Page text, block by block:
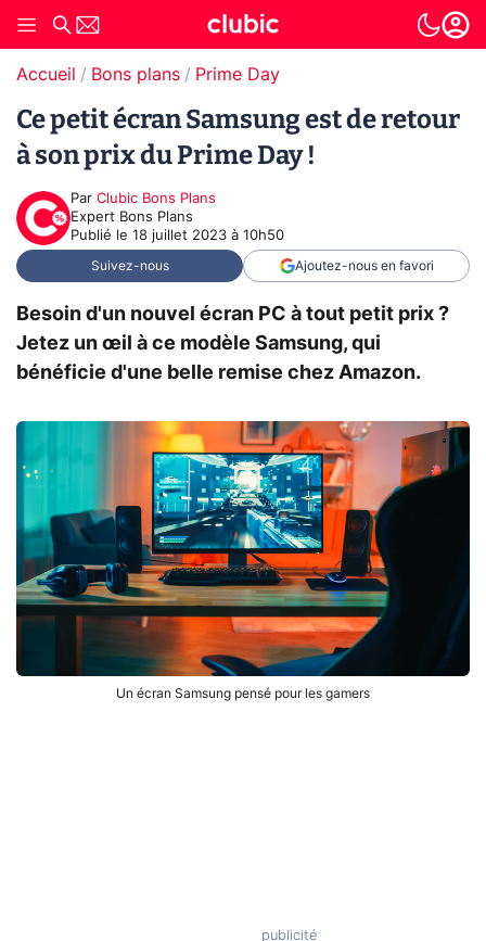
Accueil Bons plans Prime Day
Ce petit écran Samsung est de retour
à son prix du Prime Day !
Par Clubic Bons Plans
Expert Bons Plans
Publié le 18 juillet 2023 à 10h50
Suivez-nous Ajoutez-nous en favori
Besoin d'un nouvel écran PC à tout petit prix ?
Jetez un œil à ce modèle Samsung, qui
bénéficie d'une belle remise chez Amazon.
Un écran Samsung pensé pour les gamers